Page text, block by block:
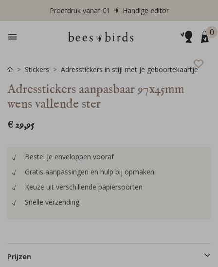
Proefdruk vanaf €1 Handige editor
0
Stickers Adresstickers in stijl met je geboortekaartje
Adresstickers aanpasbaar 97x45mm
wens vallende ster
€ 29,95
Bestel je enveloppen vooraf
Gratis aanpassingen en hulp bij opmaken
Keuze uit verschillende papiersoorten
Snelle verzending
Prijzen